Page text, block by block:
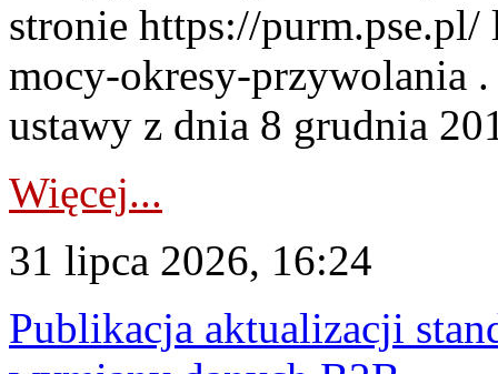
stronie https://
mocy-okresy-przywolania
ustawy z dnia 8 grudnia
Więcej...
31 lipca 2026, 16:24
Publikacja aktualizacji